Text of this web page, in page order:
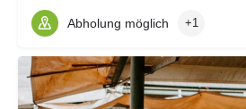
Abholung möglich +1